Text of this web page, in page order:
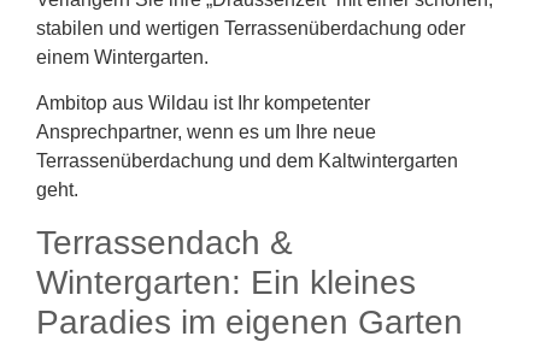
stabilen und wertigen Terrassenüberdachung oder
einem Wintergarten.
Ambitop aus Wildau ist Ihr kompetenter
Ansprechpartner, wenn es um Ihre neue
Terrassenüberdachung und dem Kaltwintergarten
geht.
Terrassendach &
Wintergarten: Ein kleines
Paradies im eigenen Garten